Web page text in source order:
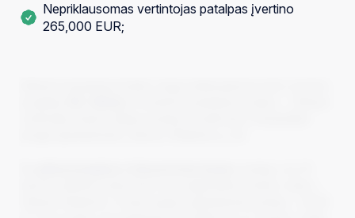
Nepriklausomas vertintojas patalpas įvertino
265,000 EUR;